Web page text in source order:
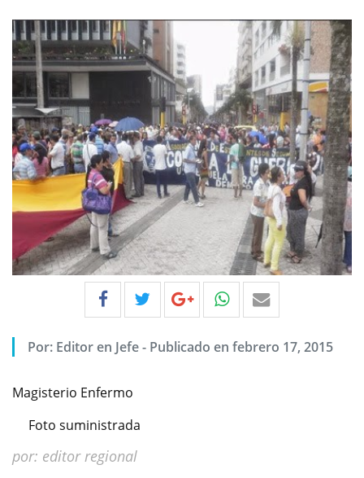
Por: Editor en Jefe- Publicado en febrero 17, 2015
Magisterio Enfermo
Foto suministrada
por: editor regional